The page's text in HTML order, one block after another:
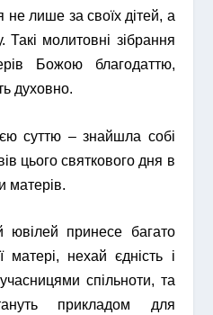
лише за своїх дітей, а
Такі молитовні зібрання
Божою благодаттю,
духовно.
суттю – знайшла собі
цього святкового дня в
матерів.
ювілей принесе багато
матері, нехай єдність і
спільноти, та
прикладом для